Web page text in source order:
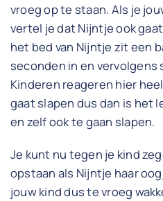
vroeg op te staan. Als je
vertel je dat Nijntje ook
het bed van Nijntje zit een
seconden in en vervolgens
Kinderen reageren hier
gaat slapen dus dan is het
en zelf ook te gaan slapen.
Je kunt nu tegen je kind
opstaan als Nijntje haar
jouw kind dus te vroeg